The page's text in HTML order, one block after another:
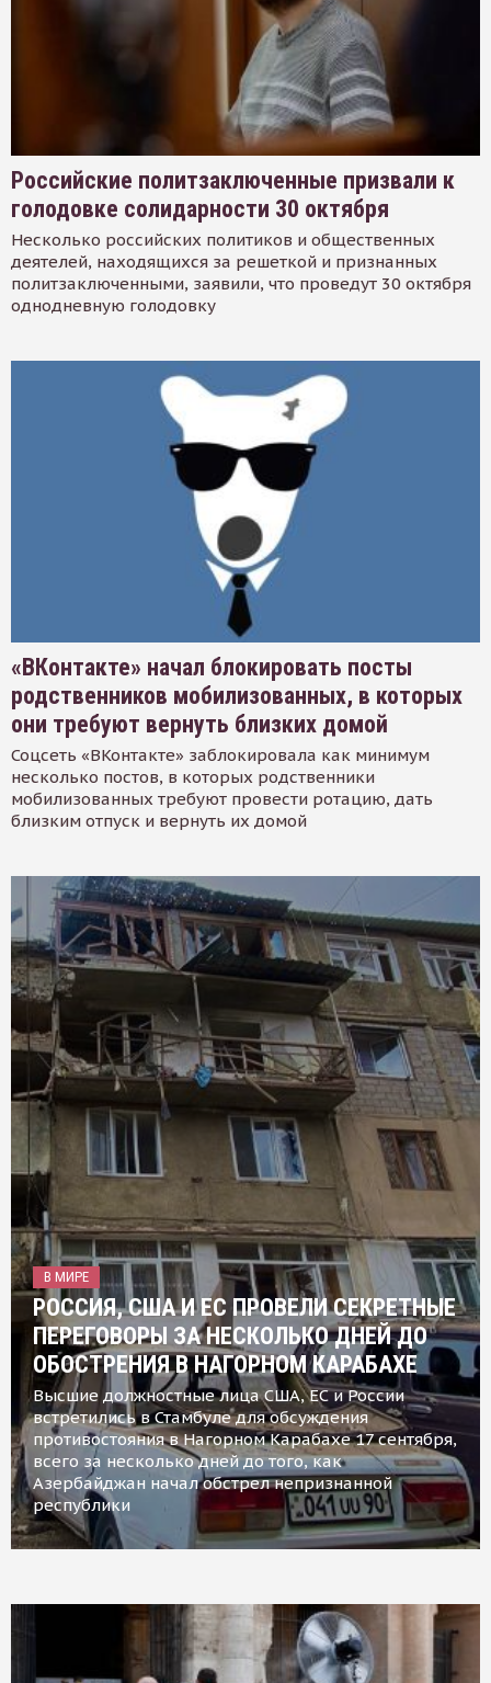
Российские политзаключенные призвали к
голодовке солидарности 30 октября
Несколько российских политиков и общественных
деятелей, находящихся за решеткой и признанных
политзаключенными, заявили, что проведут 30 октября
однодневную голодовку
«ВКонтакте» начал блокировать посты
родственников мобилизованных, в которых
они требуют вернуть близких домой
Соцсеть «ВКонтакте» заблокировала как минимум
несколько постов, в которых родственники
мобилизованных требуют провести ротацию, дать
близким отпуск и вернуть их домой
В МИРЕ
РОССИЯ, США И ЕС ПРОВЕЛИ СЕКРЕТНЫЕ
ПЕРЕГОВОРЫ ЗА НЕСКОЛЬКО ДНЕЙ ДО
ОБОСТРЕНИЯ В НАГОРНОМ КАРАБАХЕ
Высшие должностные лица США, ЕС и России
встретились в Стамбуле для обсуждения
противостояния в Нагорном Карабахе 17 сентября,
всего за несколько дней до того, как
Азербайджан начал обстрел непризнанной
республики